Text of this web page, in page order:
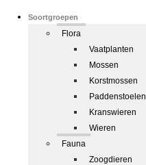
Soortgroepen
Flora
Vaatplanten
Mossen
Korstmossen
Paddenstoelen
Kranswieren
Wieren
Fauna
Zoogdieren